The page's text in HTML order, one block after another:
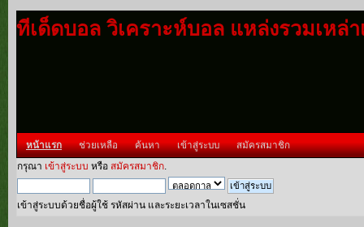
ทีเด็ดบอล วิเคราะห์บอล แหล่งรวมเหล่
หน้าแรก ช่วยเหลือ ค้นหา เข้าสู่ระบบ สมัครสมาชิก
กรุณา เข้าสู่ระบบ หรือ สมัครสมาชิก.
เข้าสู่ระบบด้วยชื่อผู้ใช้ รหัสผ่าน และระยะเวลาในเซสชั่น